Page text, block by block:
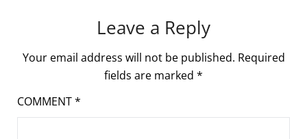
Leave a Reply
Your email address will not be published. Required
fields are marked *
COMMENT*